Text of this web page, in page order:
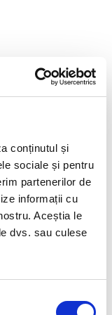
conținutul și
sociale și pentru
partenerilor de
informații cu
Aceștia le
dvs. sau culese